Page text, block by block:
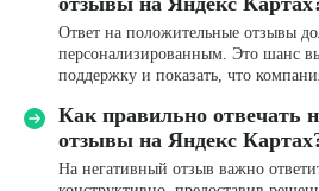
Ответ на положительные отзывы
персонализированным. Это шанс
поддержку и показать, что
Как правильно отвечать
отзывы на Яндекс
На негативный отзыв важно
Имя*